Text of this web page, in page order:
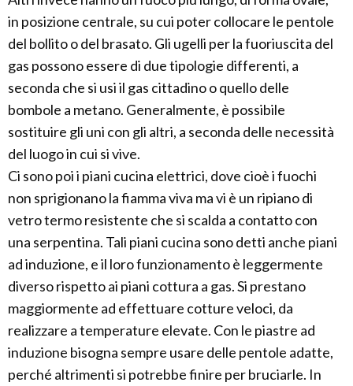
in posizione centrale, su cui poter collocare le pentole
del bollito o del brasato. Gli ugelli per la fuoriuscita del
gas possono essere di due tipologie differenti, a
seconda che si usi il gas cittadino o quello delle
bombole a metano. Generalmente, è possibile
sostituire gli uni con gli altri, a seconda delle necessità
del luogo in cui si vive.
Ci sono poi i piani cucina elettrici, dove cioè i fuochi
non sprigionano la fiamma viva ma vi è un ripiano di
vetro termo resistente che si scalda a contatto con
una serpentina. Tali piani cucina sono detti anche piani
ad induzione, e il loro funzionamento è leggermente
diverso rispetto ai piani cottura a gas. Si prestano
maggiormente ad effettuare cotture veloci, da
realizzare a temperature elevate. Con le piastre ad
induzione bisogna sempre usare delle pentole adatte,
perché altrimenti si potrebbe finire per bruciarle. In